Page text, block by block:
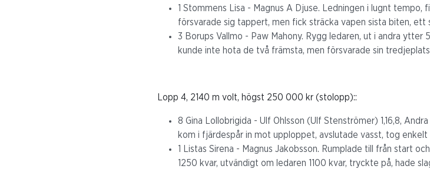
1 Stommens Lisa - Magnus A Djuse. Ledningen i lugnt
försvarade sig tappert, men fick sträcka vapen sista biten, ett
3 Borups Vallmo - Paw Mahony. Rygg ledaren, ut i andra
kunde inte hota de två främsta, men försvarade sin
Lopp 4, 2140 m volt, högst 250 000 kr (stolopp)::
8 Gina Lollobrigida - Ulf Ohlsson (Ulf Stenströmer) 1,16,8,
kom i fjärdespår in mot upploppet, avslutade vasst, tog
1 Listas Sirena - Magnus Jakobsson. Rumplade till från start
1250 kvar, utvändigt om ledaren 1100 kvar, tryckte på, hade